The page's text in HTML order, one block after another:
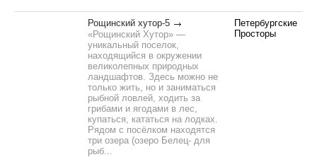
Рощинский хутор-5
«Рощинский Хутор» —
уникальный поселок,
находящийся в окружении
великолепных природных
ландшафтов. Здесь можно не
только жить, но и заниматься
рыбной ловлей, ходить за
грибами и ягодами в лес,
купаться, кататься на лодках.
Рядом с посёлком находятся
три озера (озеро Белец- для
рыб...
Петербургские
Просторы